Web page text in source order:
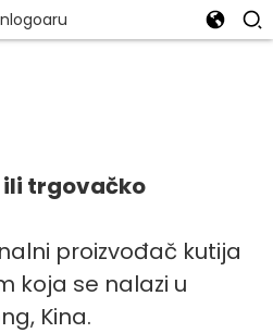
ili trgovačko
proizvođač kutija
koja se nalazi u
Kina.